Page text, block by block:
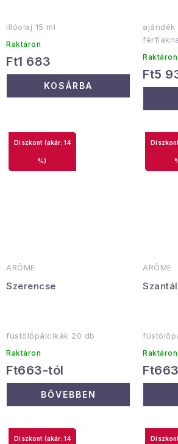
illóolaj 15 ml
Raktáron
Ft1 683
KOSÁRBA
ajándék
Raktáron
Ft5
ARÔME
Szerencse
(akár: 14
%)
füstölőpálcikák 20 db
Raktáron
Ft663-tól
BŐVEBBEN
ARÔME
Raktáron
(akár: 14